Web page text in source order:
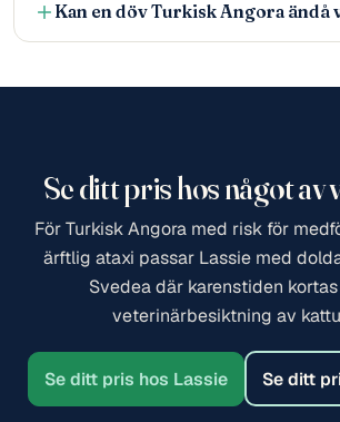
Kan en döv Turkisk Angora ändå
Se ditt pris hos något av
För Turkisk Angora med risk för
ärftlig ataxi passar Lassie med
Svedea där karenstiden
veterinärbesiktning av
Se ditt pris hos Lassie Se ditt